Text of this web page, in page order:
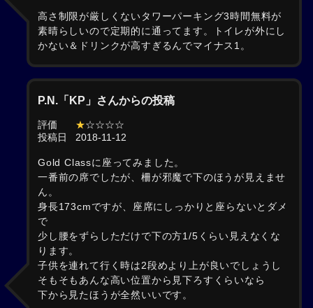
高さ制限が厳しくないタワーパーキング3時間無料が
素晴らしいので定期的に通ってます。トイレが外にし
かない＆ドリンクが高すぎるんでマイナス1。
P.N.「KP」さんからの投稿
評価 ★☆☆☆☆
投稿日
2018-11-12
Gold Classに座ってみました。
一番前の席でしたが、柵が邪魔で下のほうが見えませ
ん。
身長173cmですが、座席にしっかりと座らないとダメ
で
少し腰をずらしただけで下の方1/5くらい見えなくな
ります。
子供を連れて行く時は2段めより上が良いでしょうし
そもそもあんな高い位置から見下ろすくらいなら
下から見たほうが全然いいです。